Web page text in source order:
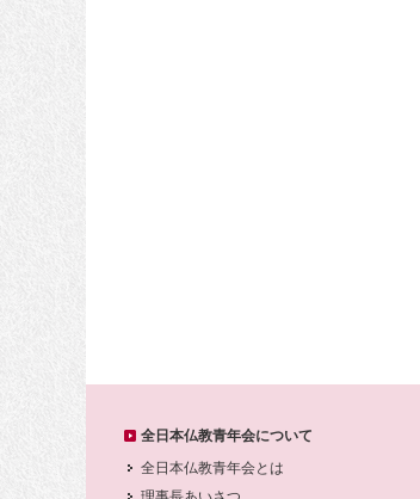
全日本仏教青年会について
全日本仏教青年会とは